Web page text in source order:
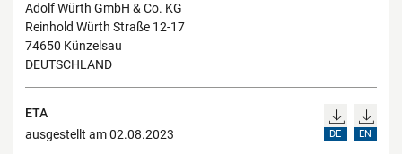
Adolf Würth GmbH & Co. KG
Reinhold Würth Straße 12-17
74650 Künzelsau
DEUTSCHLAND
ETA
ausgestellt am 02.08.2023
DE EN